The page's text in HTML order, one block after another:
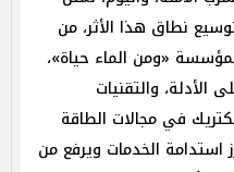
نطاق هذا الأثر، من
«ومن الماء حياة»،
والتقنيات
في مجالات الطاقة
استدامة الخدمات ويرفع من